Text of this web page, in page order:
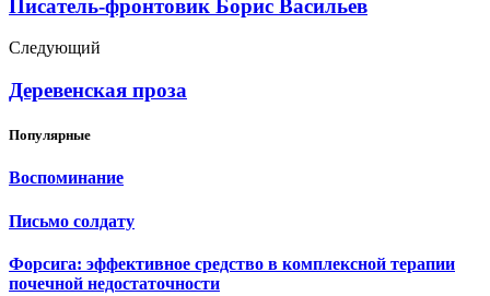
Писатель-фронтовик Борис Васильев
Следующий
Деревенская проза
Популярные
Воспоминание
Письмо солдату
Форсига: эффективное средство в комплексной терапии
почечной недостаточности